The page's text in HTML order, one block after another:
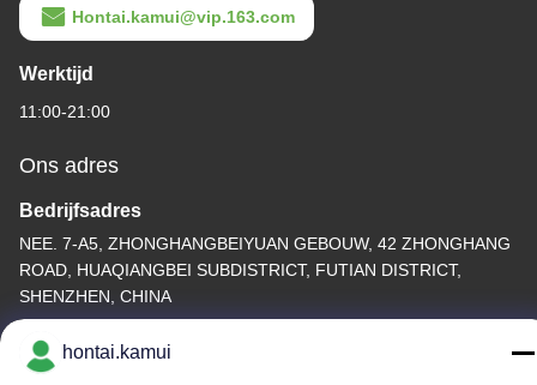
Hontai.kamui@vip.163.com
Werktijd
11:00-21:00
Ons adres
Bedrijfsadres
NEE. 7-A5, ZHONGHANGBEIYUAN GEBOUW, 42 ZHONGHANG
ROAD, HUAQIANGBEI SUBDISTRICT, FUTIAN DISTRICT,
SHENZHEN, CHINA
Fabrieksadres
hontai.kamui